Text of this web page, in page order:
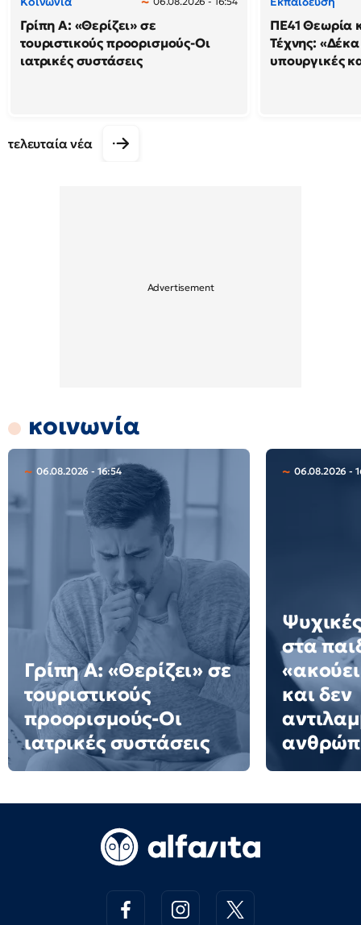
Γρίπη Α: «Θερίζει» σε
τουριστικούς προορισμούς-Οι
ιατρικές συστάσεις
ΠΕ41 Θεωρία
Τέχνης: «Δέκα
υπουργικές
τελευταία νέα
κοινωνία
06.08.2026 - 16:54
Γρίπη Α: «Θερίζει» σε
τουριστικούς
προορισμούς-Οι
ιατρικές συστάσεις
06.08.2026 -
στα
και δεν